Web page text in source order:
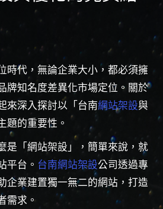
時代，無論企業大小，都必須擁
牌知名度差異化市場定位。關於
來深入探討以「台南網站架設與
題的重要性。
是「網站架設」，簡單來說，就
平台。 台南網站架設公司透過專
企業建置獨一無二的網站，打造
需求。